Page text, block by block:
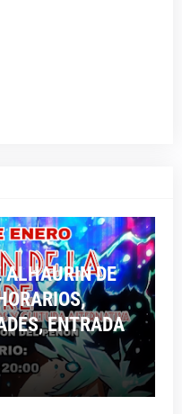
ALHAURIN DE
ENTRADA